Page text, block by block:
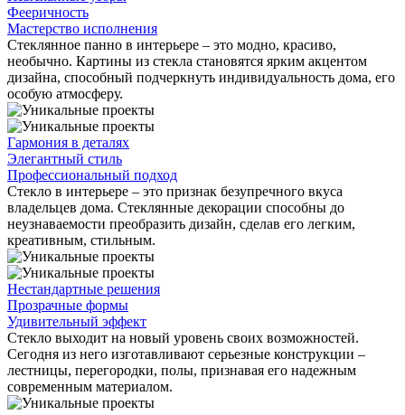
Фееричность
Мастерство исполнения
Стеклянное панно в интерьере – это модно, красиво,
необычно. Картины из стекла становятся ярким акцентом
дизайна, способный подчеркнуть индивидуальность дома, его
особую атмосферу.
Гармония в деталях
Элегантный стиль
Профессиональный подход
Стекло в интерьере – это признак безупречного вкуса
владельцев дома. Стеклянные декорации способны до
неузнаваемости преобразить дизайн, сделав его легким,
креативным, стильным.
Нестандартные решения
Прозрачные формы
Удивительный эффект
Стекло выходит на новый уровень своих возможностей.
Сегодня из него изготавливают серьезные конструкции –
лестницы, перегородки, полы, признавая его надежным
современным материалом.